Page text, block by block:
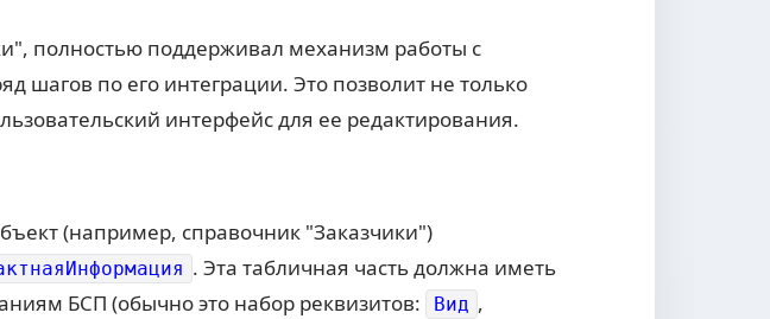
полностью поддерживал механизм работы с
по его интеграции. Это позволит не только
интерфейс для ее редактирования.
(например, справочник "Заказчики")
. Эта табличная часть должна иметь
БСП (обычно это набор реквизитов:
Вид ,